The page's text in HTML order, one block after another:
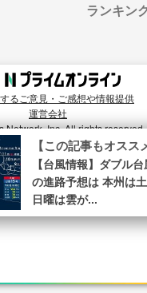
ランキン
るご意見・ご感想や情報提供
運営会社
Network, Inc. All rights reserved.
・興味・関⼼に合致したコンテンツや
。詳細は、
プライバシーポリシー を
【この記事もオスス
【台風情報】ダブル
の進路予想は 本州は
日曜は雲が...